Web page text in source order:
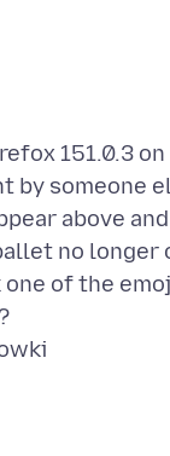
151.0.3
by someone
above
no
of the